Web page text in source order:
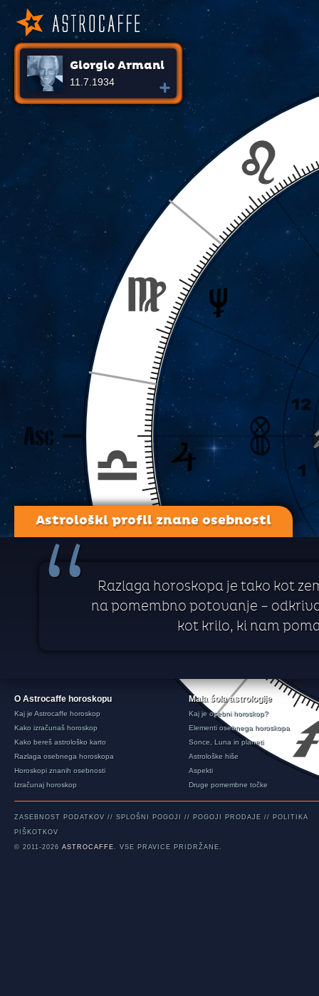
Giorgio Armani
11.7.1934
Astrološki profil znane osebnosti
“
Razlaga horoskopa je tako kot
na pomembno potovanje –
kot krilo, ki nam
O Astrocaffe horoskopu
Kaj je Astrocaffe horoskop
Kako izračunaš horoskop
Kako bereš astrološko karto
Razlaga osebnega horoskopa
Horoskopi znanih osebnosti
Izračunaj horoskop
Mala šola astrologije
Kaj je osebni horoskop?
Elementi osebnega horoskopa
Sonce, Luna in planeti
Astrološke hiše
Aspekti
Druge pomembne točke
ZASEBNOST PODATKOV // SPLOŠNI POGOJI // POGOJI PRODAJE // POLITIKA
PIŠKOTKOV
© 2011-2026 ASTROCAFFE. VSE PRAVICE PRIDRŽANE.